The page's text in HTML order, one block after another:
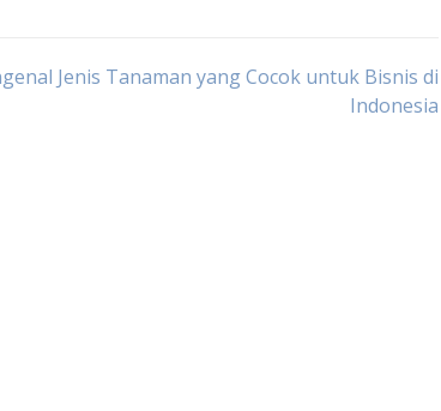
Jenis Tanaman yang Cocok untuk Bisnis di
Indonesia